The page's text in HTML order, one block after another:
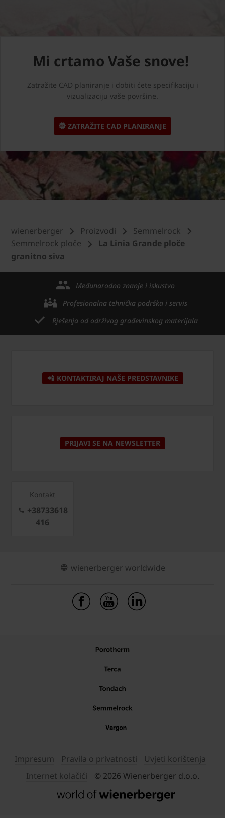
Mi crtamo Vaše snove!
Zatražite CAD planiranje i dobiti ćete specifikaciju i
vizualizaciju vaše površine.
ZATRAŽITE CAD PLANIRANJE
wienerberger Proizvodi
Semmelrock
Semmelrock ploče
La Linia Grande ploče
granitno siva
Međunarodno znanje i iskustvo
Profesionalna tehnička podrška i servis
Rješenja od održivog građevinskog materijala
📲 KONTAKTIRAJ NAŠE PREDSTAVNIKE
PRIJAVI SE NA NEWSLETTER
Kontakt
+38733618
416
wienerberger worldwide
Impresum Pravila o privatnosti
Uvjeti korištenja
Internet kolačići
© 2026 Wienerberger d.o.o.